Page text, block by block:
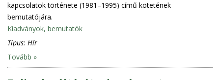
kapcsolatok története (1981–1995) című kötetének
bemutatójára.
Kiadványok, bemutatók
Típus: Hír
Tovább »